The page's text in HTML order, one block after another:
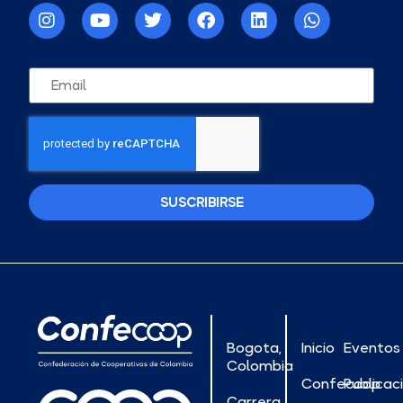
SUSCRIBIRSE
Bogota,
Colombia
Inicio
Confecoop
Eventos